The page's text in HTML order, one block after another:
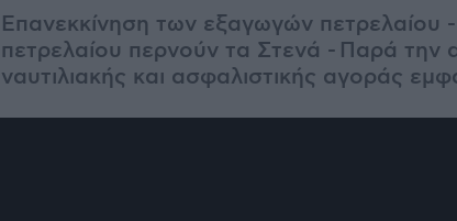
Επανεκκίνηση των εξαγωγών
πετρελαίου περνούν τα Στενά - Παρά την
ναυτιλιακής και ασφαλιστικής αγοράς